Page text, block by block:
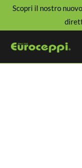
Scopri il nostro nuovo